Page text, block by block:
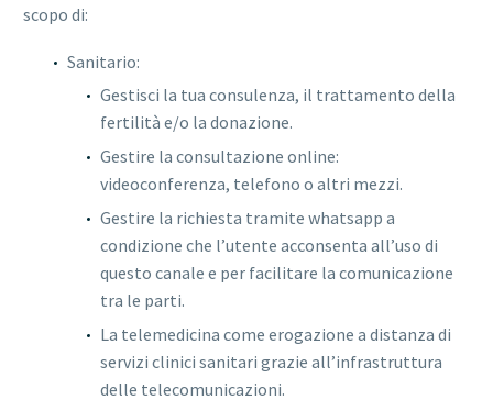
scopo di:
Sanitario:
Gestisci la tua consulenza, il trattamento della
fertilità e/o la donazione.
Gestire la consultazione online:
videoconferenza, telefono o altri mezzi.
Gestire la richiesta tramite whatsapp a
condizione che l’utente acconsenta all’uso di
questo canale e per facilitare la comunicazione
tra le parti.
La telemedicina come erogazione a distanza di
servizi clinici sanitari grazie all’infrastruttura
delle telecomunicazioni.